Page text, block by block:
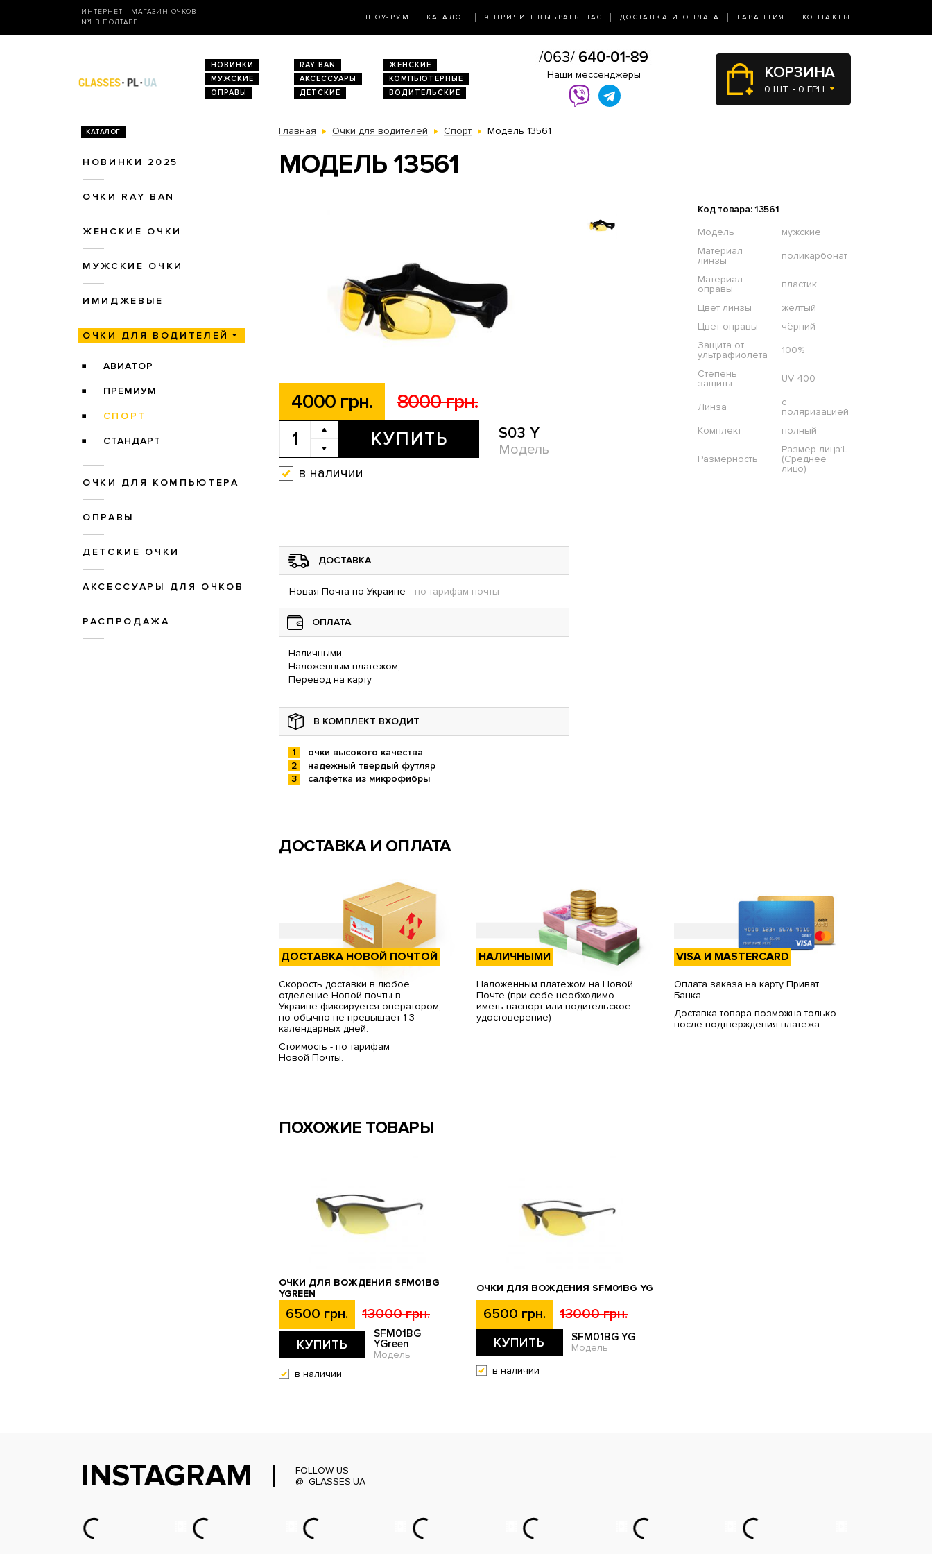
ИНТЕРНЕТ - МАГАЗИН ОЧКОВ
№1 В ПОЛТАВЕ
ШОУ-РУМ КАТАЛОГ 9 ПРИЧИН ВЫБРАТЬ НАС ДОСТАВКА И ОПЛАТА ГАРАНТИЯ КОНТАКТЫ
НОВИНКИ RAY BAN
ЖЕНСКИЕ
МУЖСКИЕ
АКСЕССУАРЫ
КОМПЬЮТЕРНЫЕ
ОПРАВЫ
ДЕТСКИЕ ВОДИТЕЛЬСКИЕ
Наши мессенджеры КОРЗИНА
0 ШТ. - 0 ГРН.
КАТАЛОГ
НОВИНКИ 2025
ОЧКИ RAY BAN
ЖЕНСКИЕ ОЧКИ
МУЖСКИЕ ОЧКИ
ИМИДЖЕВЫЕ
ОЧКИ ДЛЯ ВОДИТЕЛЕЙ
АВИАТОР
ПРЕМИУМ
СПОРТ
СТАНДАРТ
ОЧКИ ДЛЯ КОМПЬЮТЕРА
ОПРАВЫ
ДЕТСКИЕ ОЧКИ
АКСЕССУАРЫ ДЛЯ ОЧКОВ
РАСПРОДАЖА
Главная Очки для водителей Спорт Модель 13561
МОДЕЛЬ 13561
4000 грн. 8000 грн.
КУПИТЬ S03 Y
Модель
в наличии
Код товара: 13561
Модель
мужские
Материал
линзы
поликарбонат
Материал
оправы
пластик
Цвет линзы
желтый
Цвет оправы
чёрний
Защита от
ультрафиолета
100%
Степень
защиты
UV 400
Линза
с
поляризацией
Комплект
полный
Размерность
Размер лица:L
(Среднее
лицо)
ДОСТАВКА
Новая Почта по Украине по тарифам почты
ОПЛАТА
Наличными,
Наложенным платежом,
Перевод на карту
В КОМПЛЕКТ ВХОДИТ
очки высокого качества
надежный твердый футляр
салфетка из микрофибры
ДОСТАВКА И ОПЛАТА
ДОСТАВКА НОВОЙ ПОЧТОЙ
Скорость доставки в любое
отделение Новой почты в
Украине фиксируется оператором,
но обычно не превышает 1-3
календарных дней.
Стоимость - по тарифам
Новой Почты.
НАЛИЧНЫМИ
Наложенным платежом на Новой
Почте (при себе необходимо
иметь паспорт или водительское
удостоверение)
VISA И MASTERCARD
Оплата заказа на карту Приват
Банка.
Доставка товара возможна только
после подтверждения платежа.
ПОХОЖИЕ ТОВАРЫ
ОЧКИ ДЛЯ ВОЖДЕНИЯ SFM01BG
YGREEN
6500 грн. 13000 грн.
КУПИТЬ
SFM01BG
YGreen
Модель
в наличии
ОЧКИ ДЛЯ ВОЖДЕНИЯ SFM01BG YG
6500 грн. 13000 грн.
КУПИТЬ SFM01BG YG
Модель
в наличии
INSTAGRAM
FOLLOW US
@_GLASSES.UA_